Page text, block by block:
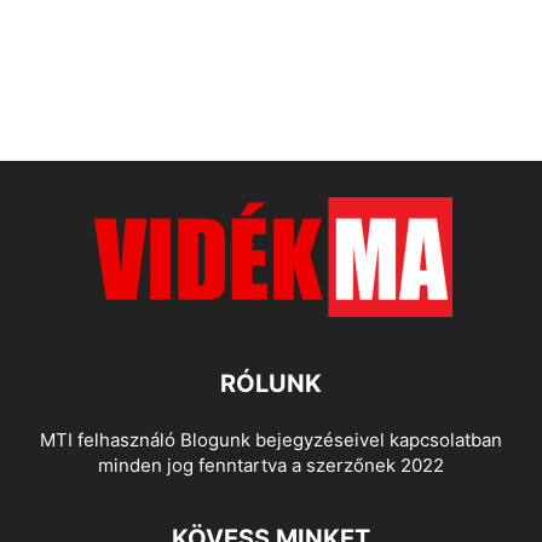
RÓLUNK
MTI felhasználó Blogunk bejegyzéseivel kapcsolatban
minden jog fenntartva a szerzőnek 2022